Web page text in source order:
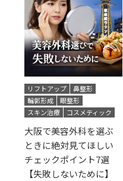
リフトアップ
鼻整形
輪郭形成
眼整形
スキン治療
コスメティック
大阪で美容外科を選ぶ
ときに絶対見てほしい
チェックポイント7選
【失敗しないために】